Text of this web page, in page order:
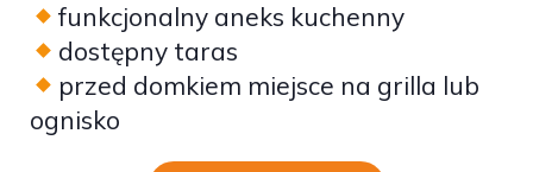
funkcjonalny aneks kuchenny
dostępny taras
przed domkiem miejsce na grilla lub
ognisko